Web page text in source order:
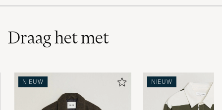
Draag het met
NIEUW NIEUW